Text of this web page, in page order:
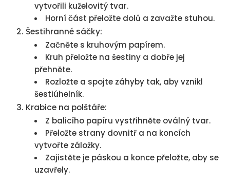
vytvořili kuželovitý tvar.
Horní část přeložte dolů a zavažte stuhou.
Šestihranné sáčky:
Začněte s kruhovým papírem.
Kruh přeložte na šestiny a dobře jej
přehněte.
Rozložte a spojte záhyby tak, aby vznikl
šestiúhelník.
Krabice na polštáře:
Z balicího papíru vystřihněte oválný tvar.
Přeložte strany dovnitř a na koncích
vytvořte záložky.
Zajistěte je páskou a konce přeložte, aby se
uzavřely.